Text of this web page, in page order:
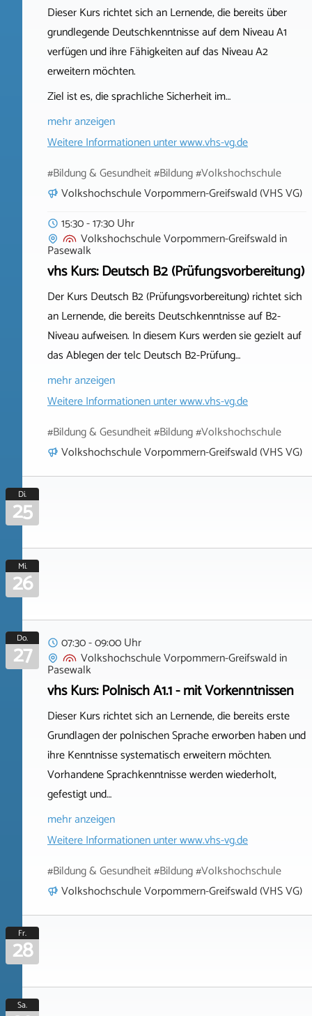
Dieser Kurs richtet sich an Lernende, die bereits über
grundlegende Deutschkenntnisse auf dem Niveau A1
verfügen und ihre Fähigkeiten auf das Niveau A2
erweitern möchten.
Ziel ist es, die sprachliche Sicherheit im…
mehr anzeigen
Weitere Informationen unterwww.vhs-vg.de
#Bildung & Gesundheit #Bildung #Volkshochschule
Volkshochschule Vorpommern-Greifswald (VHS VG)
15:30 - 17:30 Uhr
Volkshochschule Vorpommern-Greifswaldin
Pasewalk
vhs Kurs: Deutsch B2 (Prüfungsvorbereitung)
Der Kurs Deutsch B2 (Prüfungsvorbereitung) richtet sich
an Lernende, die bereits Deutschkenntnisse auf B2-
Niveau aufweisen. In diesem Kurs werden sie gezielt auf
das Ablegen der telc Deutsch B2-Prüfung…
mehr anzeigen
Weitere Informationen unterwww.vhs-vg.de
#Bildung & Gesundheit #Bildung #Volkshochschule
Volkshochschule Vorpommern-Greifswald (VHS VG)
Di.
25
Mi.
26
Do.
27
07:30 - 09:00 Uhr
Volkshochschule Vorpommern-Greifswaldin
Pasewalk
vhs Kurs: Polnisch A1.1 - mit Vorkenntnissen
Dieser Kurs richtet sich an Lernende, die bereits erste
Grundlagen der polnischen Sprache erworben haben und
ihre Kenntnisse systematisch erweitern möchten.
Vorhandene Sprachkenntnisse werden wiederholt,
gefestigt und…
mehr anzeigen
Weitere Informationen unterwww.vhs-vg.de
#Bildung & Gesundheit #Bildung #Volkshochschule
Volkshochschule Vorpommern-Greifswald (VHS VG)
Fr.
28
Sa.